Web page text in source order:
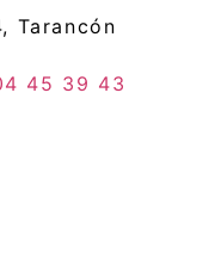
Tarancón
45 39 43